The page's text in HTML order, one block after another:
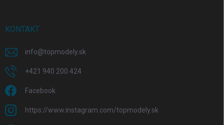
KONTAKT
info@topmodely.sk
+421 940 200 424
Facebook
https://www.instagram.com/topmodely.sk